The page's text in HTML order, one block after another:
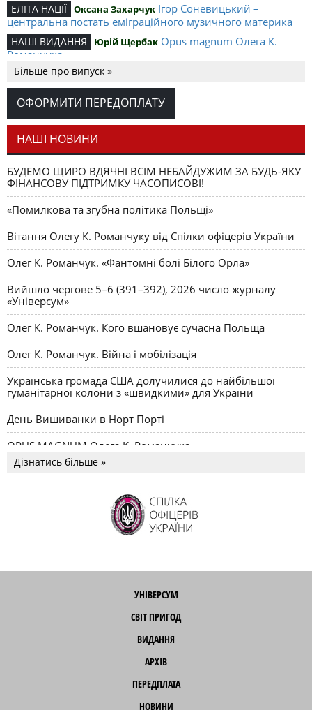
ЕЛІТА НАЦІЇ Оксана Захарчук Ігор Соневицький –
центральна постать еміграційного музичного материка
НАШІ ВИДАННЯ Юрій Щербак Opus magnum Олега К.
Романчука
РЕЦЕНЗІЇ Петро Іванишин
Романчука
СЛОВО РЕДАКЦІЙНЕ Олег К. Романчук
як уособлення української політстратегії й тактики
Більше про випуск »
ОФОРМИТИ ПЕРЕДОПЛАТУ
НАШІ НОВИНИ
БУДЕМО ЩИРО ВДЯЧНІ ВСІМ НЕБАЙДУЖИМ ЗА БУДЬ-ЯКУ
ФІНАНСОВУ ПІДТРИМКУ ЧАСОПИСОВІ!
«Помилкова та згубна політика Польщі»
Вітання Олегу К. Романчуку від Спілки офіцерів України
Олег К. Романчук. «Фантомні болі Білого Орла»
Вийшло чергове 5–6 (391–392), 2026 число журналу
«Універсум»
Олег К. Романчук. Кого вшановує сучасна Польща
Олег К. Романчук. Війна і мобілізація
Українська громада США долучилися до найбільшої
гуманітарної колони з «швидкими» для України
День Вишиванки в Норт Порті
OPUS MAGNUM Олега К. Романчука
Дізнатись більше »
УНІВЕРСУМ
СВІТ ПРИГОД
ВИДАННЯ
АРХІВ
ПЕРЕДПЛАТА
НОВИНИ